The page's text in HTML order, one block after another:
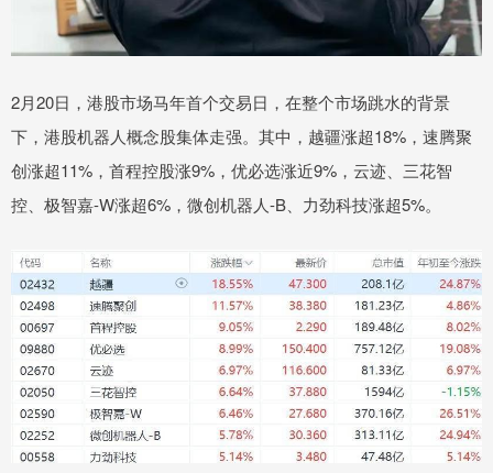
2月20日，港股市场马年首个交易日，在整个市场跳水的背景
下，港股机器人概念股集体走强。其中，越疆涨超18%，速腾聚
创涨超11%，首程控股涨9%，优必选涨近9%，云迹、三花智
控、极智嘉-W涨超6%，微创机器人-B、力劲科技涨超5%。